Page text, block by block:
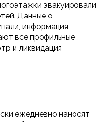
эвакуировали
Данные о
информация
все профильные
и ликвидация
ежедневно наносят